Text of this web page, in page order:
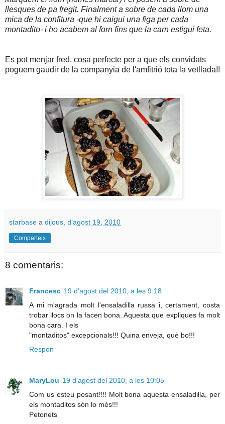
llesques de pa fregit. Finalment a sobre de cada llom una
mica de la confitura -que hi caigui una figa per cada
montadito- i ho acabem al forn fins que la carn estigui feta.
Es pot menjar fred, cosa perfecte per a que els convidats
poguem gaudir de la companyia de l'amfitrió tota la vetllada!!
starbase a dijous, d’agost 19, 2010
Comparteix
8 comentaris:
Francesc 19 d’agost del 2010, a les 9:18
A mi m'agrada molt l'ensaladilla russa i, certament, costa
trobar llocs on la facen bona. Aquesta que expliques fa molt
bona cara. I els
"montaditos" excepcionals!!! Quina enveja, què bo!!!
Respon
MaryLou 19 d’agost del 2010, a les 10:05
Com us esteu posant!!!! Molt bona aquesta ensaladilla, per
els montaditos són lo més!!!
Petonets